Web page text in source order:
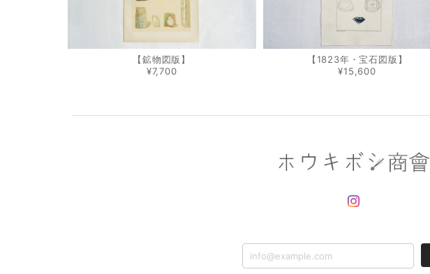
【鉱物図版】
¥7,700
【1823年・宝石図版】
¥15,600